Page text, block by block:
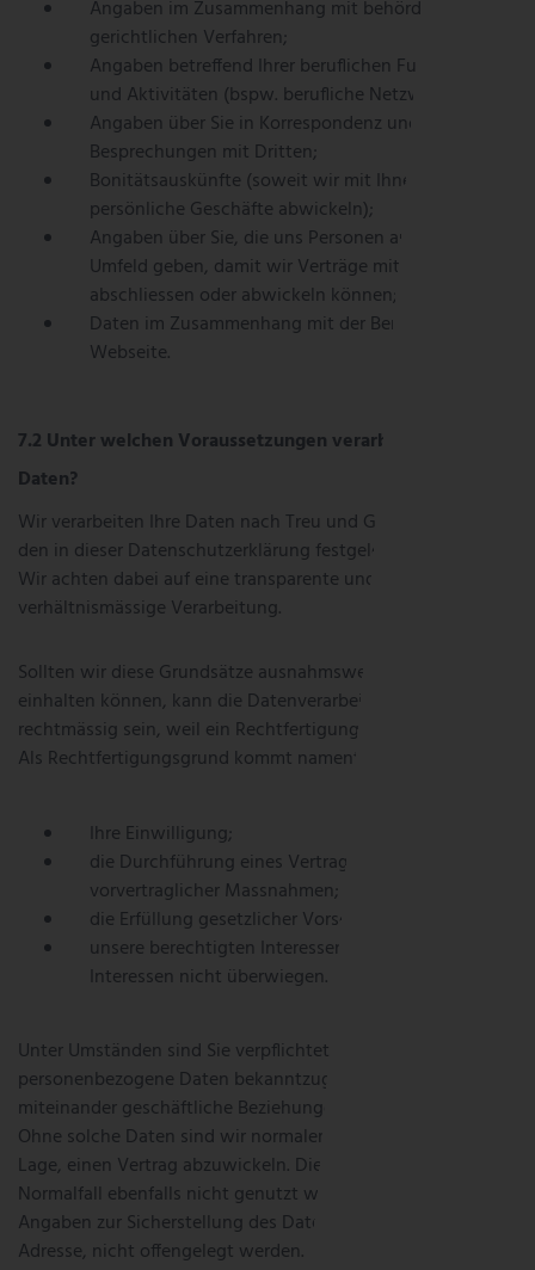
Angaben im Zusammenhang mit behördlichen oder
gerichtlichen Verfahren;
Angaben betreffend Ihrer beruflichen Funktionen
und Aktivitäten (bspw. berufliche Netzwerke);
Angaben über Sie in Korrespondenz und
Besprechungen mit Dritten;
Bonitätsauskünfte (soweit wir mit Ihnen
persönliche Geschäfte abwickeln);
Angaben über Sie, die uns Personen aus Ihrem
Umfeld geben, damit wir Verträge mit Ihnen
abschliessen oder abwickeln können;
Daten im Zusammenhang mit der Benutzung der
Webseite.
Unter welchen Voraussetzungen verarbeiten wir Ihre
Daten?
Wir verarbeiten Ihre Daten nach Treu und Glauben und nach
den in dieser Datenschutzerklärung festgelegten Zwecken.
Wir achten dabei auf eine transparente und
verhältnismässige Verarbeitung.
Sollten wir diese Grundsätze ausnahmsweise nicht
einhalten können, kann die Datenverarbeitung trotzdem
rechtmässig sein, weil ein Rechtfertigungsgrund vorliegt.
Als Rechtfertigungsgrund kommt namentlich in Frage:
Ihre Einwilligung;
die Durchführung eines Vertrages oder
vorvertraglicher Massnahmen;
die Erfüllung gesetzlicher Vorschriften;
unsere berechtigten Interessen, sofern Ihre
Interessen nicht überwiegen.
Unter Umständen sind Sie verpflichtet, uns gewisse
personenbezogene Daten bekanntzugeben, damit wir
miteinander geschäftliche Beziehungen anbahnen können.
Ohne solche Daten sind wir normalerweise nicht in der
Lage, einen Vertrag abzuwickeln. Die Webseite kann im
Normalfall ebenfalls nicht genutzt werden, wenn gewisse
Angaben zur Sicherstellung des Datenverkehrs, wie Ihre IP-
Adresse, nicht offengelegt werden.